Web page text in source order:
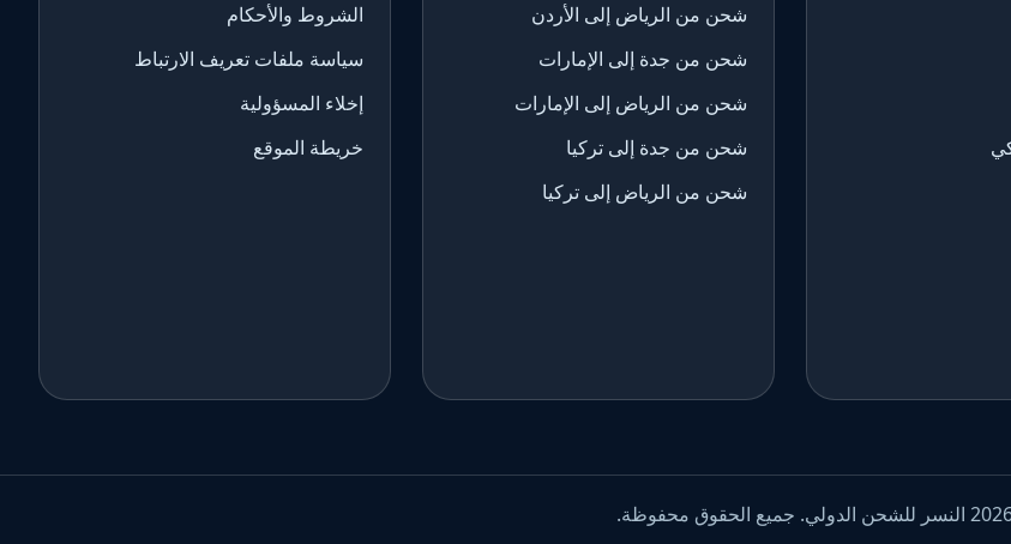
شحن من الرياض إلى الأردن
شحن من جدة إلى الإمارات
شحن من الرياض إلى الإمارات
شحن من جدة إلى تركيا
شحن من الرياض إلى تركيا
الشروط والأحكام
سياسة ملفات تعريف الارتباط
إخلاء المسؤولية
خريطة الموقع